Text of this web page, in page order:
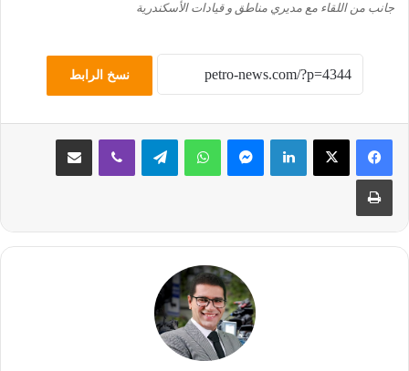
جانب من اللقاء مع مديري مناطق و قيادات الأسكندرية
نسخ الرابط
لينكدإن ماسنجر واتساب تيلقرام ڤايبر مشاركة عبر البريد
طباعة